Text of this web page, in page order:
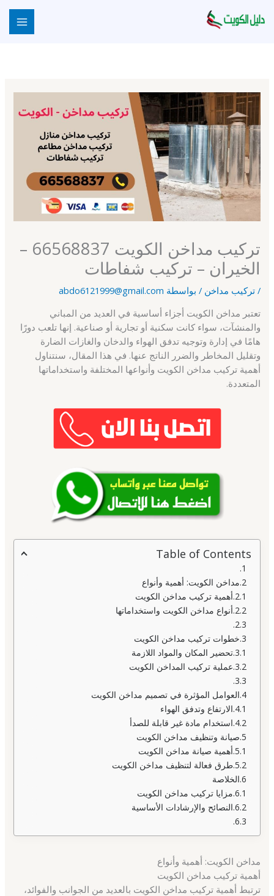
إلى
تركيب مداخن الكويت 66568837 –
الخيران – تركيب شفاطات
/تركيب مداخن / بواسطة abdo6121999@gmail.com
تعتبر مداخن الكويت أجزاء أساسية في العديد من المباني
والمنشآت، سواء كانت سكنية أو تجارية أو صناعية. إنها تلعب دورًا
هامًا في إدارة وتوجيه تدفق الهواء والدخان والغازات الضارة
وتقليل المخاطر والضرر الناتج عنها. في هذا المقال، سنتناول
أهمية تركيب مداخن الكويت وأنواعها المختلفة واستخداماتها
المتعددة.
Table of Contents
مداخن الكويت: أهمية وأنواع
أهمية تركيب مداخن الكويت
أنواع مداخن الكويت واستخداماتها
خطوات تركيب مداخن الكويت
تحضير المكان والمواد اللازمة
عملية تركيب المداخن الكويت
العوامل المؤثرة في تصميم مداخن الكويت
الارتفاع وتدفق الهواء
استخدام مادة غير قابلة للصدأ
صيانة وتنظيف مداخن الكويت
أهمية صيانة مداخن الكويت
طرق فعالة لتنظيف مداخن الكويت
الخلاصة
مزايا تركيب مداخن الكويت
النصائح والإرشادات الأساسية
مداخن الكويت: أهمية وأنواع
أهمية تركيب مداخن الكويت
ترتبط أهمية تركيب مداخن الكويت بالعديد من الجوانب والفوائد،